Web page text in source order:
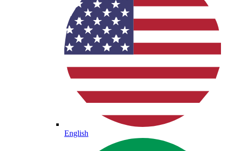
English